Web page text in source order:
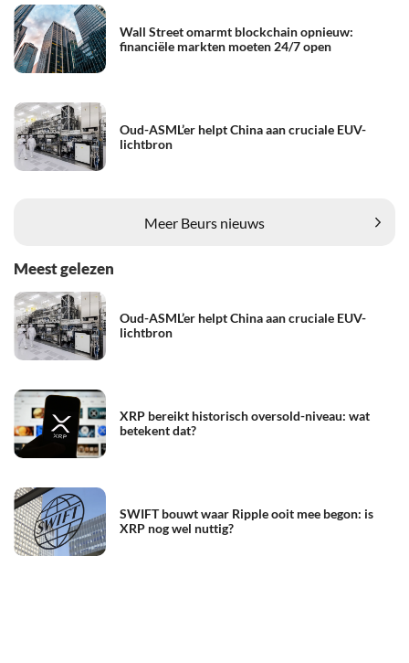
Wall Street omarmt blockchain opnieuw:
financiële markten moeten 24/7 open
Oud-ASML’er helpt China aan cruciale EUV-
lichtbron
Meer Beurs nieuws
Meest gelezen
Oud-ASML’er helpt China aan cruciale EUV-
lichtbron
XRP bereikt historisch oversold-niveau: wat
betekent dat?
SWIFT bouwt waar Ripple ooit mee begon: is
XRP nog wel nuttig?